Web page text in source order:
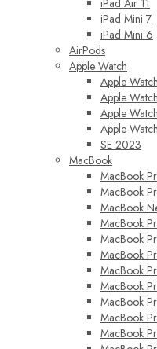
iPad Mini 7
iPad Mini 6
AirPods
Apple Watch
Apple
Apple
Apple
Apple
SE 2023
MacBook
MacBook
MacBook
MacBook
MacBook
MacBook
MacBook
MacBook
MacBook
MacBook
MacBook
MacBook